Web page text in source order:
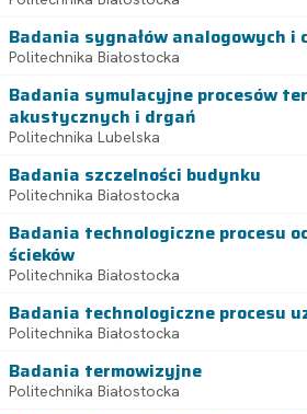
Badania sygnałów analogowych i
Politechnika Białostocka
Badania symulacyjne procesów
akustycznych i drgań
Politechnika Lubelska
Badania szczelności budynku
Politechnika Białostocka
Badania technologiczne procesu
ścieków
Politechnika Białostocka
Badania technologiczne procesu
Politechnika Białostocka
Badania termowizyjne
Politechnika Białostocka